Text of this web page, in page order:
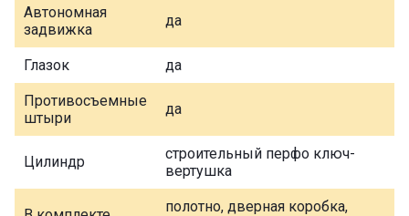
Автономная
задвижка
да
Глазок да
Противосъемные
штыри
да
Цилиндр
строительный перфо ключ-
вертушка
полотно, дверная коробка,